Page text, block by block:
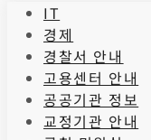
IT
경제
경찰서 안내
고용센터 안내
공공기관 정보
교정기관 안내